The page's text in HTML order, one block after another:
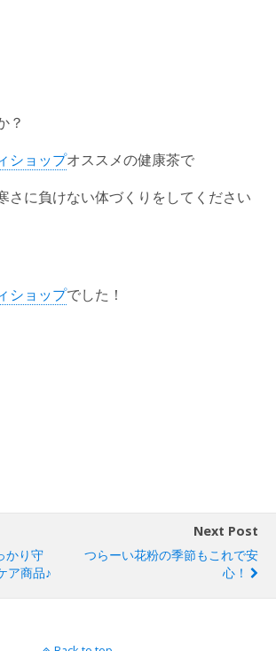
？
ショップオススメの健康茶で
さに負けない体づくりをしてください
ショップでした！
かり守
ア商品♪
Next Post
つらーい花粉の季節もこれで安
心！